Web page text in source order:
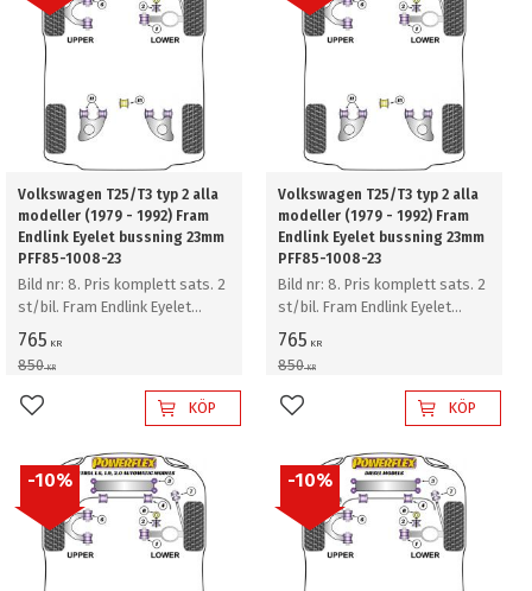
Volkswagen T25/T3 typ 2 alla
modeller (1979 - 1992) Fram
Endlink Eyelet bussning 23mm
PFF85-1008-23
Bild nr: 8. Pris komplett sats. 2
st/bil. Fram Endlink Eyelet
bussning 23mm
765 KR
850KR
Lägg till i favoriterKÖP
Volkswagen T25/T3 typ 2 alla
modeller (1979 - 1992) Fram
Endlink Eyelet bussning 23mm
PFF85-1008-23
Bild nr: 8. Pris komplett sats. 2
st/bil. Fram Endlink Eyelet
bussning 23mm
765 KR
850KR
Lägg till i favoriterKÖP
10% 10%